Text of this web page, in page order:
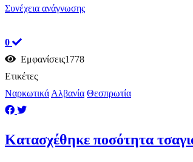
Συνέχεια ανάγνωσης
0
Εμφανίσεις1778
Ετικέτες
Ναρκωτικά Αλβανία Θεσπρωτία
Κατασχέθηκε ποσότητα